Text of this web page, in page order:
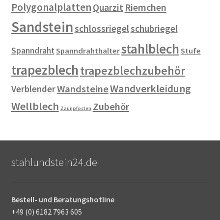
Polygonalplatten Quarzit Riemchen
Sandsteinschlossriegelschubriegel
SpanndrahtSpanndrahthalterstahlblechStufe
trapezblechtrapezblechzubehör
VerblenderWandsteineWandverkleidung
Wellblech Zaunpfosten Zubehör
stahlundstein24.de
Bestell- und Beratungshotline
+49 (0) 6182 7963 605